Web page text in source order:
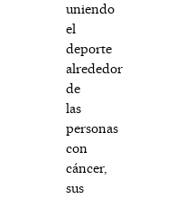
uniendo
el
deporte
alrededor
de
las
personas
con
cáncer,
sus